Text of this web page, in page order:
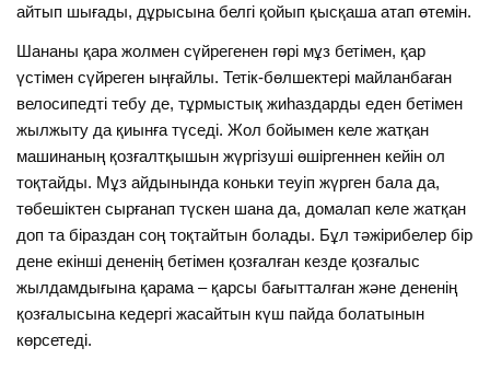
айтып шығады, дұрысына белгі қойып қысқаша атап өтемін.
Шананы қара жолмен сүйрегенен гөрі мұз бетімен, қар
үстімен сүйреген ыңғайлы. Тетік-бөлшектері майланбаған
велосипедті тебу де, тұрмыстық жиһаздарды еден бетімен
жылжыту да қиынға түседі. Жол бойымен келе жатқан
машинаның қозғалтқышын жүргізуші өшіргеннен кейін ол
тоқтайды. Мұз айдынында коньки теуіп жүрген бала да,
төбешіктен сырғанап түскен шана да, домалап келе жатқан
доп та біраздан соң тоқтайтын болады. Бұл тәжірибелер бір
дене екінші дененің бетімен қозғалған кезде қозғалыс
жылдамдығына қарама – қарсы бағытталған және дененің
қозғалысына кедергі жасайтын күш пайда болатынын
көрсетеді.